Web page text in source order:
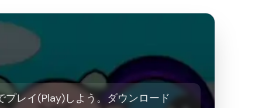
レイ(Play)しよう。ダウンロード